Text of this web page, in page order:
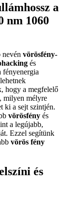
a
nm 1060
vörösfény-
és
fényenergia
hogy a megfelelő
milyen mélyre
ki a sejt szintjén.
vörösfény és
a legújabb,
Ezzel segítünk
vörös fény
és